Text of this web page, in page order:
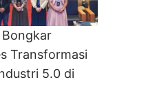
Bongkar
Transformasi
5.0 di